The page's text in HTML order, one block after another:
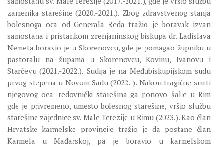
zamenika starešine (2020.-2021.). Zbog zdravstvenog stanja
bolesnoga oca od Generala Reda tražio je boravak izvan
samostana i pristankom zrenjaninskog biskupa dr. Ladislava
Nemeta boravio je u Skorenovcu, gde je pomagao župniku u
pastoralu na župama u Skorenovcu, Kovinu, Ivanovu i
Starčevu (2021.-2022.). Sudija je na Međubiskupijskom sudu
prvog stepena u Novom Sadu (2022.-). Nakon tragične smrti
njegovog oca, redovnički starešina ga ponovo šalje u Rim
gde je privremeno, umesto bolesnog starešine, vršio službu
starešine zajednice sv. Male Terezije u Rimu (2023.). Kao član
Hrvatske karmelske provincije tražio je da postane član
Karmela u Mađarskoj, pa je boravio u karmelskom